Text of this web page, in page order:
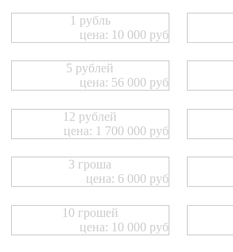
1 рубль
цена: 10 000 руб
5 рублей
цена: 56 000 руб
12 рублей
цена: 1 700 000 руб
3 гроша
цена: 6 000 руб
10 грошей
цена: 10 000 руб